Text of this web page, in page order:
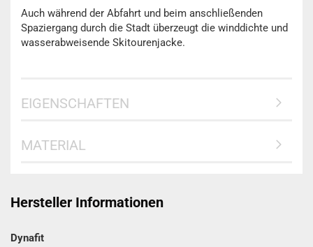
Auch während der Abfahrt und beim anschließenden
Spaziergang durch die Stadt überzeugt die winddichte und
wasserabweisende Skitourenjacke.
EIGENSCHAFTEN
MATERIAL
Hersteller Informationen
Dynafit